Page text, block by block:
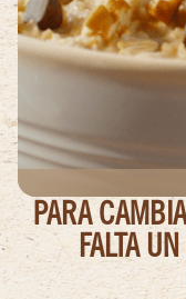
PARA
FALTA